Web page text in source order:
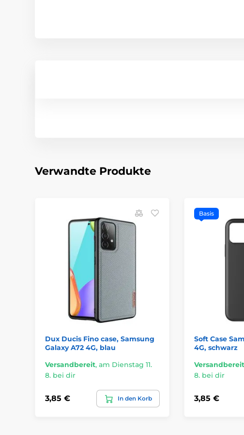
Verwandte Produkte
Dux Ducis Fino case, Samsung
Galaxy A72 4G, blau
Versandbereit, am Dienstag 11.
8. bei dir
3,85 € In den Korb
Basis
Soft Case
4G, schwarz
Versandbereit
8. bei dir
3,85 €